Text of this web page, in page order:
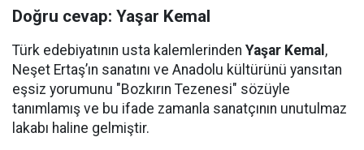
Doğru cevap: Yaşar Kemal
Türk edebiyatının usta kalemlerinden Yaşar Kemal ,
Neşet Ertaş’ın sanatını ve Anadolu kültürünü yansıtan
eşsiz yorumunu "Bozkırın Tezenesi" sözüyle
tanımlamış ve bu ifade zamanla sanatçının unutulmaz
lakabı haline gelmiştir.